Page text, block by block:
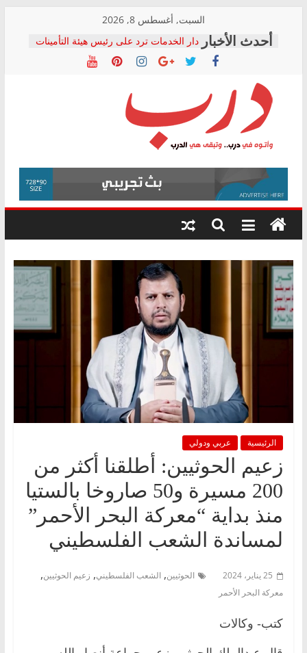
content
السبت, أغسطس 8, 2026
دار الخدمات ترد على رئيس هيئة التأمينات
بعد مؤتمره الصحفي: إنكار الأزمة لا ينهي
معاناة أصحاب المعاشات.. ونطالب بكشف
فرحات سليمان يكتب: القطاع الصحي إلى
أين؟
حزب التحالف الشعبي يطلق لجنة “الحق
في الصحة” بالإسكندرية لرصد الانتهاكات
ودعم المرضى
الوزاري لمدينة الصحفيين.. وانتهاء أعمال
إنشاء المبنى الإداري
المجلس القومي لحقوق الإنسان يعلن
متابعة قضية الدكتور محمد زهران.. ويؤكد:
قرينة البراءة وضمانات المحاكمة العادلة
درب
وأتوه
درب..
وتبقى
هي
الرئيسية عربي ودولي
زعيم الحوثيين: أطلقنا أكثر من
200 مسيرة و50 صاروخا بالستيا
منذ بداية “معركة البحر الأحمر”
لمساندة الشعب الفلسطيني
25 يناير، 2024 الحوثيين, الشعب الفلسطيني, زعيم الحوثيين,
معركة البحر الأحمر
كتب- وكالات